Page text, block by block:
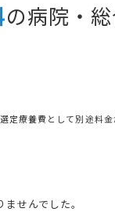
の病院・
療養費として別途料金
せんでした。